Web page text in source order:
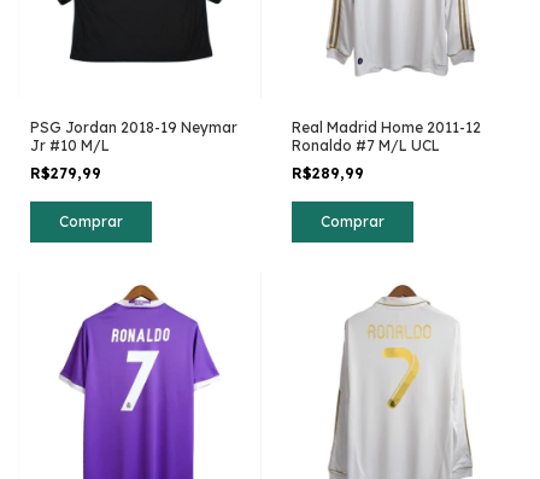
PSG Jordan 2018-19 Neymar
Jr #10 M/L
R$279,99
Comprar
Real Madrid Home 2011-12
Ronaldo #7 M/L UCL
R$289,99
Comprar